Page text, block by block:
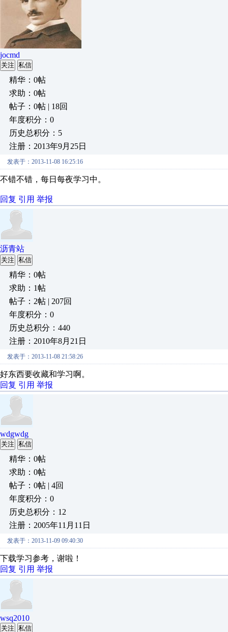
jocmd
关注 私信
精华：0帖
求助：0帖
帖子：0帖 | 18回
年度积分：0
历史总积分：5
注册：2013年9月25日
发表于：2013-11-08 16:25:16
不错不错，每日每夜学习中。
回复 引用 举报
沥青站
关注 私信
精华：0帖
求助：1帖
帖子：2帖 | 207回
年度积分：0
历史总积分：440
注册：2010年8月21日
发表于：2013-11-08 21:58:26
好东西要收藏和学习啊。
回复 引用 举报
wdgwdg
关注 私信
精华：0帖
求助：0帖
帖子：0帖 | 4回
年度积分：0
历史总积分：12
注册：2005年11月11日
发表于：2013-11-09 09:40:30
下载学习参考，谢啦！
回复 引用 举报
wsq2010
关注 私信